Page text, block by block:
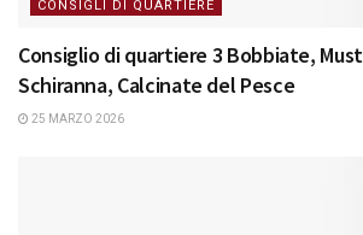
CONSIGLI DI QUARTIERE
Consiglio di quartiere 3 Bobbiate,
Schiranna, Calcinate del Pesce
25 MARZO 2026